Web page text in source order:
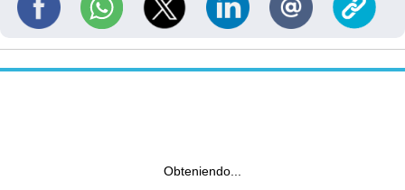
Obteniendo...